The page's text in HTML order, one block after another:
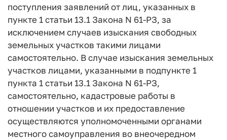
поступления заявлений от лиц, указанных в
пункте 1 статьи 13.1 Закона N 61-РЗ, за
исключением случаев изыскания свободных
земельных участков такими лицами
самостоятельно. В случае изыскания земельных
участков лицами, указанными в подпункте 1
пункта 1 статьи 13.1 Закона N 61-РЗ,
самостоятельно, кадастровые работы в
отношении участков и их предоставление
осуществляются уполномоченными органами
местного самоуправления во внеочередном